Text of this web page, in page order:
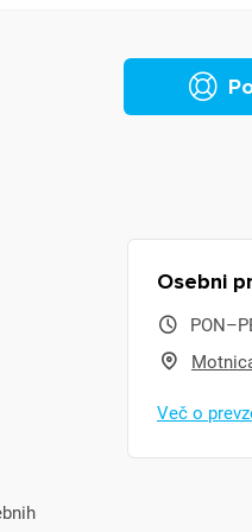
Osebni
Več o